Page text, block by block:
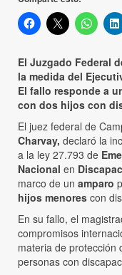
El Juzgado Federal
la medida del
El fallo responde a
con dos hijos con
El juez federal de
Charvay, declaró la
a la ley 27.793 de
Nacional en
marco de un amparo
hijos menores con
En su fallo, el
compromisos
materia de protección
personas con